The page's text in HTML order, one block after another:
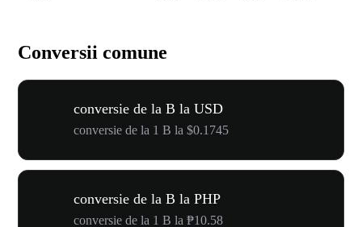
Conversii comune
conversie de la B la USD
conversie de la 1 B la $0.1745
conversie de la B la PHP
conversie de la 1 B la ₱10.58